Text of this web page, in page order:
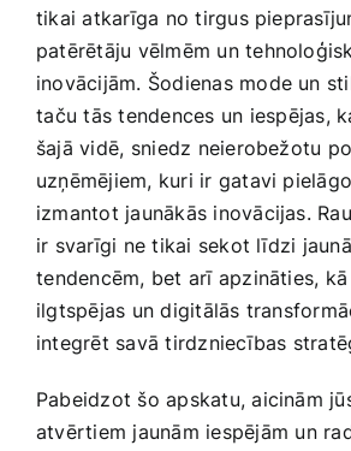
tikai atkarīga no tirgus
patērētāju vēlmēm un
‌inovācijām. Šodienas mode un
⁤taču tās tendences ⁢un iespējas,
šajā vidē, ⁣sniedz neierobežotu
uzņēmējiem, kuri ir gatavi
izmantot jaunākās inovācijas.
ir svarīgi ne tikai sekot līdzi
⁢tendencēm, bet arī apzināties, kā
ilgtspējas un digitālās
‌integrēt savā tirdzniecības
Pabeidzot šo apskatu, aicinām
atvērtiem jaunām iespējām⁤ un